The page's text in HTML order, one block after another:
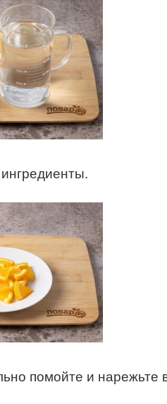
помойте и нарежьте